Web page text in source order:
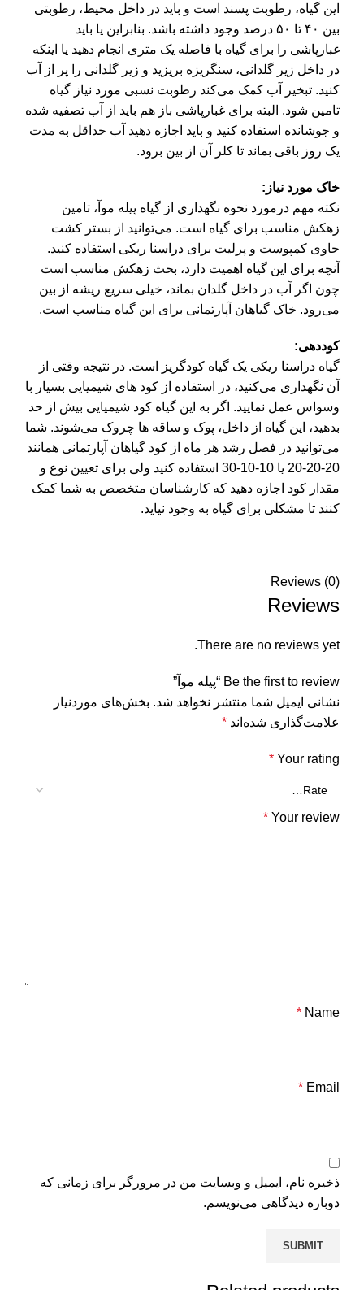
این گیاه، رطوبت‌ پسند است و باید در داخل محیط، رطوبتی
بین ۴۰ تا ۵۰ درصد وجود داشته باشد. بنابراین یا باید
غبارپاشی را برای گیاه با فاصله یک متری انجام دهید یا اینکه
در داخل زیر گلدانی، سنگریزه بریزید و زیر گلدانی را پر از آب
کنید. تبخیر آب کمک می‌کند رطوبت نسبی مورد نیاز گیاه
تامین شود. البته برای غبارپاشی باز هم باید از آب تصفیه شده
و جوشانده استفاده کنید و باید اجازه دهید آب حداقل به مدت
یک روز باقی بماند تا کلر آن از بین برود.
خاک مورد نیاز:
نکته مهم درمورد نحوه نگهداری از گیاه پیله موآ، تامین
زهکش مناسب برای گیاه است. می‌توانید از بستر کشت
حاوی کمپوست و پرلیت برای دراسنا ریکی استفاده کنید.
آنچه برای این گیاه اهمیت دارد، بحث زهکش مناسب است
چون اگر آب در داخل گلدان بماند، خیلی سریع ریشه از بین
می‌رود. خاک گیاهان آپارتمانی برای این گیاه مناسب است.
کوددهی:
گیاه دراسنا ریکی یک گیاه کودگریز است. در نتیجه وقتی از
آن نگهداری می‌کنید، در استفاده از کود های شیمیایی بسیار با
وسواس عمل نمایید. اگر به این گیاه کود شیمیایی بیش از حد
بدهید، این گیاه از داخل، پوک و ساقه‌ ها چروک می‌شوند. شما
می‌توانید در فصل رشد هر ماه از کود گیاهان آپارتمانی همانند
20-20-20 یا 10-10-30 استفاده کنید ولی برای تعیین نوع و
مقدار کود اجازه دهید که کارشناسان متخصص به شما کمک
کنند تا مشکلی برای گیاه به وجود نیاید.
Reviews (0)
Reviews
There are no reviews yet.
Be the first to review “پیله موآ”
نشانی ایمیل شما منتشر نخواهد شد. بخش‌های موردنیاز
علامت‌گذاری شده‌اند *
Your rating
*
Your review
*
Name
*
Email
*
ذخیره نام، ایمیل و وبسایت من در مرورگر برای زمانی که
دوباره دیدگاهی می‌نویسم.